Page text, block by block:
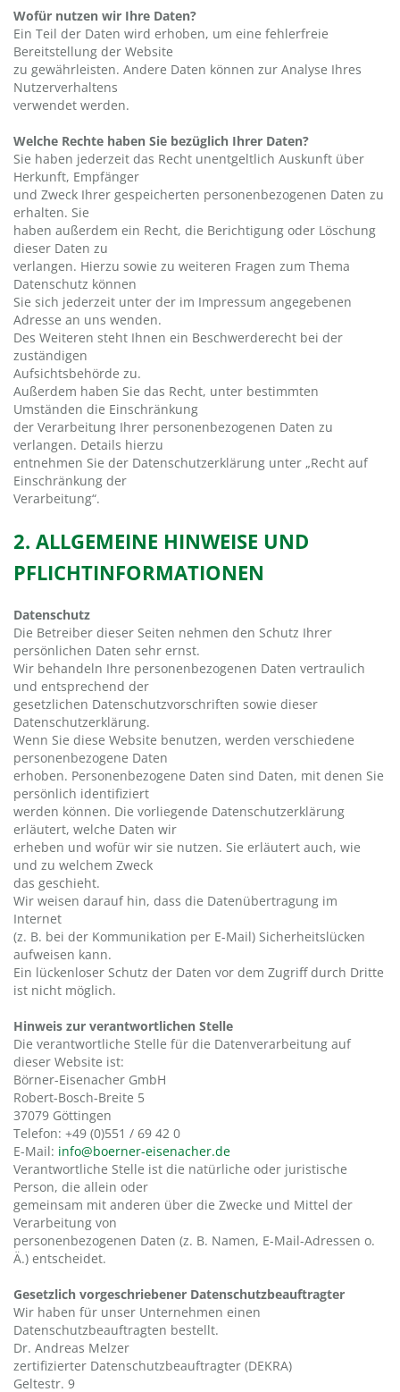
Wofür nutzen wir Ihre Daten?
Ein Teil der Daten wird erhoben, um eine fehlerfreie
Bereitstellung der Website
zu gewährleisten. Andere Daten können zur Analyse Ihres
Nutzerverhaltens
verwendet werden.
Welche Rechte haben Sie bezüglich Ihrer Daten?
Sie haben jederzeit das Recht unentgeltlich Auskunft über
Herkunft, Empfänger
und Zweck Ihrer gespeicherten personenbezogenen Daten zu
erhalten. Sie
haben außerdem ein Recht, die Berichtigung oder Löschung
dieser Daten zu
verlangen. Hierzu sowie zu weiteren Fragen zum Thema
Datenschutz können
Sie sich jederzeit unter der im Impressum angegebenen
Adresse an uns wenden.
Des Weiteren steht Ihnen ein Beschwerderecht bei der
zuständigen
Aufsichtsbehörde zu.
Außerdem haben Sie das Recht, unter bestimmten
Umständen die Einschränkung
der Verarbeitung Ihrer personenbezogenen Daten zu
verlangen. Details hierzu
entnehmen Sie der Datenschutzerklärung unter „Recht auf
Einschränkung der
Verarbeitung“.
2. ALLGEMEINE HINWEISE UND
PFLICHTINFORMATIONEN
Datenschutz
Die Betreiber dieser Seiten nehmen den Schutz Ihrer
persönlichen Daten sehr ernst.
Wir behandeln Ihre personenbezogenen Daten vertraulich
und entsprechend der
gesetzlichen Datenschutzvorschriften sowie dieser
Datenschutzerklärung.
Wenn Sie diese Website benutzen, werden verschiedene
personenbezogene Daten
erhoben. Personenbezogene Daten sind Daten, mit denen Sie
persönlich identifiziert
werden können. Die vorliegende Datenschutzerklärung
erläutert, welche Daten wir
erheben und wofür wir sie nutzen. Sie erläutert auch, wie
und zu welchem Zweck
das geschieht.
Wir weisen darauf hin, dass die Datenübertragung im
Internet
(z. B. bei der Kommunikation per E-Mail) Sicherheitslücken
aufweisen kann.
Ein lückenloser Schutz der Daten vor dem Zugriff durch Dritte
ist nicht möglich.
Hinweis zur verantwortlichen Stelle
Die verantwortliche Stelle für die Datenverarbeitung auf
dieser Website ist:
Börner-Eisenacher GmbH
Robert-Bosch-Breite 5
37079 Göttingen
Telefon: +49 (0)551 / 69 42 0
E-Mail: info@boerner-eisenacher.de
Verantwortliche Stelle ist die natürliche oder juristische
Person, die allein oder
gemeinsam mit anderen über die Zwecke und Mittel der
Verarbeitung von
personenbezogenen Daten (z. B. Namen, E-Mail-Adressen o.
Ä.) entscheidet.
Gesetzlich vorgeschriebener Datenschutzbeauftragter
Wir haben für unser Unternehmen einen
Datenschutzbeauftragten bestellt.
Dr. Andreas Melzer
zertifizierter Datenschutzbeauftragter (DEKRA)
Geltestr. 9